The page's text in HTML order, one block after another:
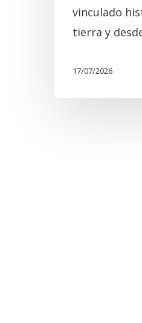
vinculado
tierra y
17/07/2026